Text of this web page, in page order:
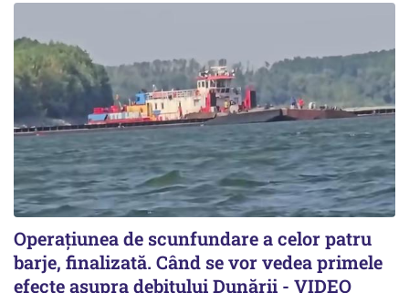
Operațiunea de scunfundare a celor patru
barje, finalizată. Când se vor vedea primele
efecte asupra debitului Dunării - VIDEO